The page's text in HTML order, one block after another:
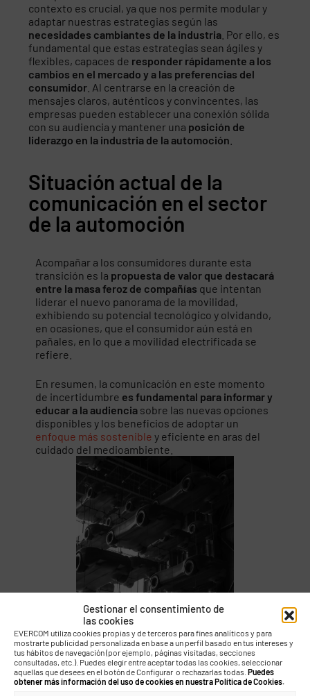
Gestionar el consentimiento de
las cookies
EVERCOM utiliza cookies propias y de terceros para fines analíticos y para
mostrarte publicidad personalizada en base a un perfil basado en tus intereses y
tus hábitos de navegación (por ejemplo, páginas visitadas, secciones
consultadas, etc.). Puedes elegir entre aceptar todas las cookies, seleccionar
aquellas que desees en el botón de Configurar o rechazarlas todas. Puedes
obtener más información del uso de cookies en nuestra Política de Cookies.
contexto es crucial, ya que nos permite modular y
adaptar nuestras estrategias según las
necesidades cambiantes de la industria . Por ello, es
fundamental que estas estrategias sean ágiles y
flexibles, capaces de responder rápidamente a los
cambios en el mercado y a las preferencias del
consumidor . Al centrarse en la creación de
mensajes claros, auténticos y convincentes, las
empresas pueden establecer una conexión sólida
con su audiencia y mantener una posición de
liderazgo en la industria de la automoción
Situación actual de la
comunicación en el sector
de la automoción
Acompañar a los consumidores durante esta
transición es la propuesta de valor que destacará
entre la masa feroz de compañías que intentan
liderar el nuevo panorama de la movilidad,
exhibiendo su potencial tecnológico y olvidando,
en ocasiones, que el consumidor aún está en
pañales, en lo que a movilidad electrificada se
refiere.
En resumen, la comunicación en este momento
de incertidumbre es fundamental para informar y
educar a la audiencia sobre las nuevas opciones
disponibles y los beneficios de adoptar un
enfoque más sostenible y eficiente en aras del
cuidado del medioambiente.